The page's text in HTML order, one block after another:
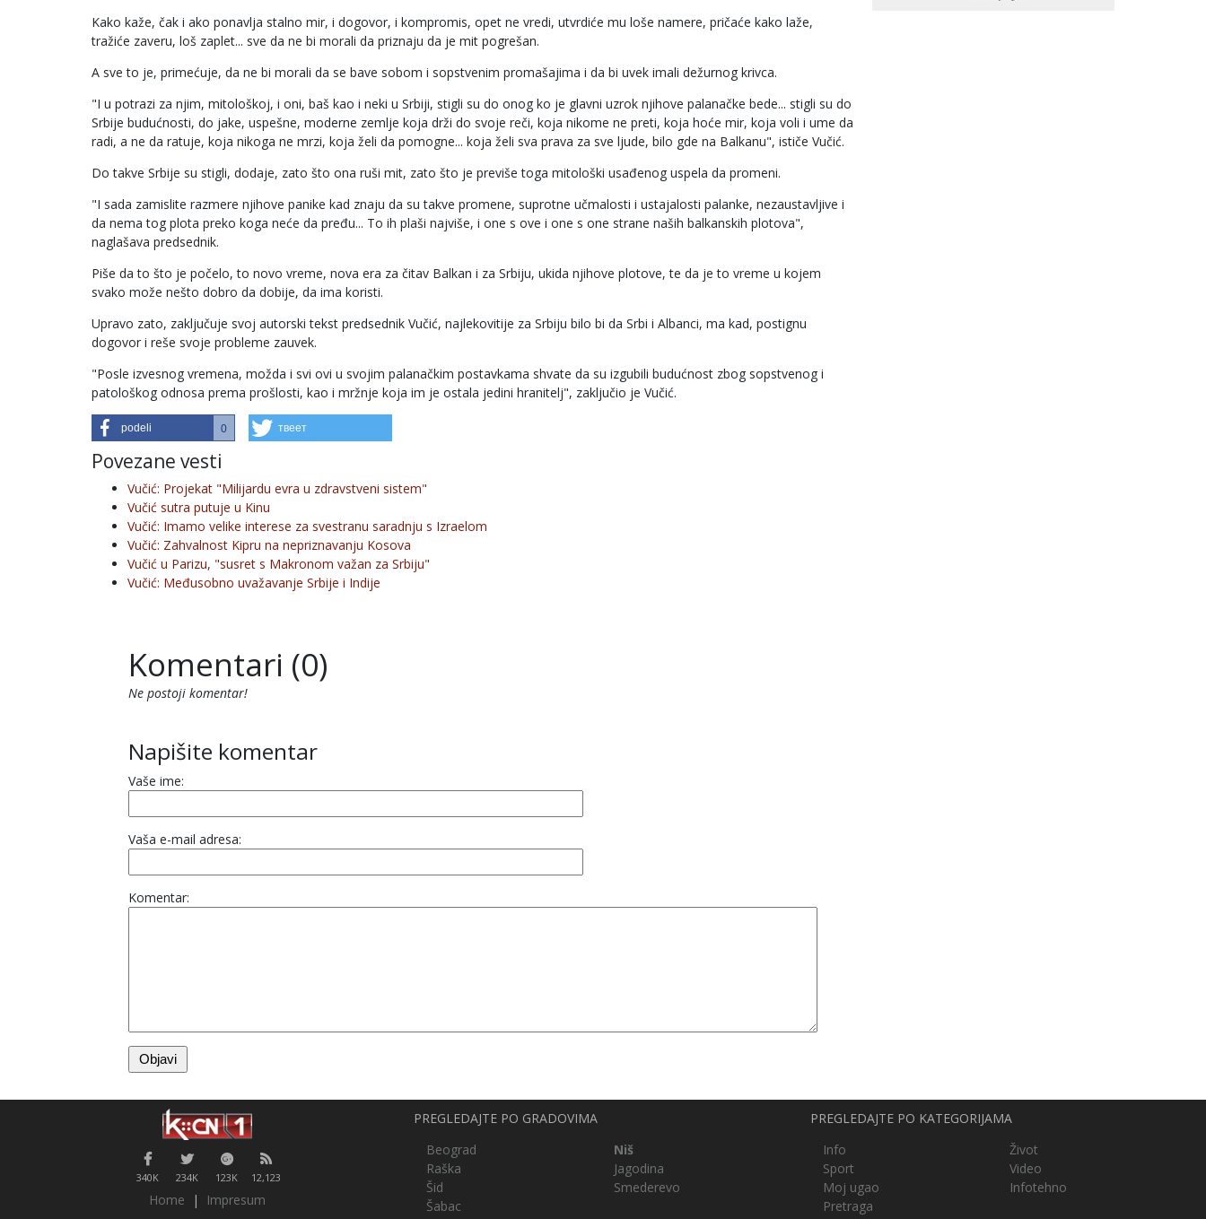
Kako kaže, čak i ako ponavlja stalno mir, i dogovor, i kompromis, opet ne vredi, utvrdiće mu loše namere, pričaće kako laže,
tražiće zaveru, loš zaplet... sve da ne bi morali da priznaju da je mit pogrešan.
A sve to je, primećuje, da ne bi morali da se bave sobom i sopstvenim promašajima i da bi uvek imali dežurnog krivca.
"I u potrazi za njim, mitološkoj, i oni, baš kao i neki u Srbiji, stigli su do onog ko je glavni uzrok njihove palanačke bede... stigli su do
Srbije budućnosti, do jake, uspešne, moderne zemlje koja drži do svoje reči, koja nikome ne preti, koja hoće mir, koja voli i ume da
radi, a ne da ratuje, koja nikoga ne mrzi, koja želi da pomogne... koja želi sva prava za sve ljude, bilo gde na Balkanu", ističe Vučić.
Do takve Srbije su stigli, dodaje, zato što ona ruši mit, zato što je previše toga mitološki usađenog uspela da promeni.
"I sada zamislite razmere njihove panike kad znaju da su takve promene, suprotne učmalosti i ustajalosti palanke, nezaustavljive i
da nema tog plota preko koga neće da pređu... To ih plaši najviše, i one s ove i one s one strane naših balkanskih plotova",
naglašava predsednik.
Piše da to što je počelo, to novo vreme, nova era za čitav Balkan i za Srbiju, ukida njihove plotove, te da je to vreme u kojem
svako može nešto dobro da dobije, da ima koristi.
Upravo zato, zaključuje svoj autorski tekst predsednik Vučić, najlekovitije za Srbiju bilo bi da Srbi i Albanci, ma kad, postignu
dogovor i reše svoje probleme zauvek.
"Posle izvesnog vremena, možda i svi ovi u svojim palanačkim postavkama shvate da su izgubili budućnost zbog sopstvenog i
patološkog odnosa prema prošlosti, kao i mržnje koja im je ostala jedini hranitelj", zaključio je Vučić.
podeli 0 твеет
Povezane vesti
Vučić: Projekat "Milijardu evra u zdravstveni sistem"
Vučić sutra putuje u Kinu
Vučić: Imamo velike interese za svestranu saradnju s Izraelom
Vučić: Zahvalnost Kipru na nepriznavanju Kosova
Vučić u Parizu, "susret s Makronom važan za Srbiju"
Vučić: Međusobno uvažavanje Srbije i Indije
Komentari (0)
Ne postoji komentar!
Napišite komentar
Vaše ime:
Vaša e-mail adresa:
Komentar:
340K 234K 123K 12,123
Home | Impresum
PREGLEDAJTE PO GRADOVIMA
Beograd
Niš
Raška
Jagodina
Šid
Smederevo
Šabac
PREGLEDAJTE PO KATEGORIJAMA
Info
Život
Sport
Video
Moj ugao
Infotehno
Pretraga